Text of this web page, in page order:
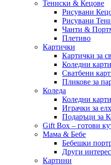
Тениски & Кецове
Рисувани
Рисувани
Чанти &
Плетиво
Картички
Картички за
Коледни
Сватбени
Пликове за
Коледа
Коледни
Играчки за
Подаръци за
Gift Box – готови
Мама & Бебе
Бебешки
Други
Картини